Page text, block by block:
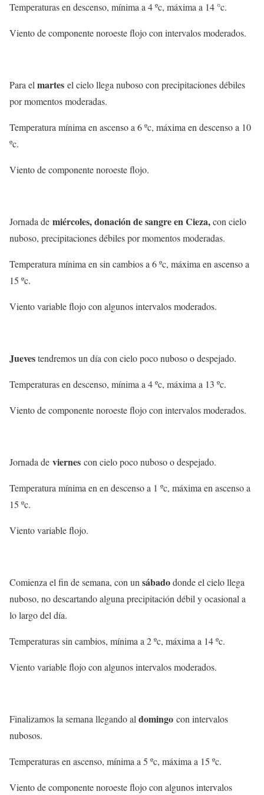
Temperaturas en descenso, mínima a 4 ºc, máxima a 14 °c.
Viento de componente noroeste flojo con intervalos moderados.
Para elmartes el cielo llega nuboso con precipitaciones débiles
por momentos moderadas.
Temperatura mínima en ascenso a 6 ºc, máxima en descenso a 10
ºc.
Viento de componente noroeste flojo.
Jornada de miércoles, donación de sangre en Cieza,con cielo
nuboso, precipitaciones débiles por momentos moderadas.
Temperatura mínima en sin cambios a 6 ºc, máxima en ascenso a
15 ºc.
Viento variable flojo con algunos intervalos moderados.
Juevestendremos un día con cielo poco nuboso o despejado.
Temperaturas en descenso, mínima a 4 ºc, máxima a 13 ºc.
Viento de componente noroeste flojo con intervalos moderados.
Jornada de viernes con cielo poco nuboso o despejado.
Temperatura mínima en en descenso a 1 ºc, máxima en ascenso a
15 ºc.
Viento variable flojo.
Comienza el fin de semana, con unsábadodonde el cielo llega
nuboso, no descartando alguna precipitación débil y ocasional a
lo largo del día.
Temperaturas sin cambios, mínima a 2 ºc, máxima a 14 ºc.
Viento variable flojo con algunos intervalos moderados.
Finalizamos la semana llegando aldomingo con intervalos
nubosos.
Temperaturas en ascenso, mínima a 5 ºc, máxima a 15 ºc.
Viento de componente noroeste flojo con algunos intervalos